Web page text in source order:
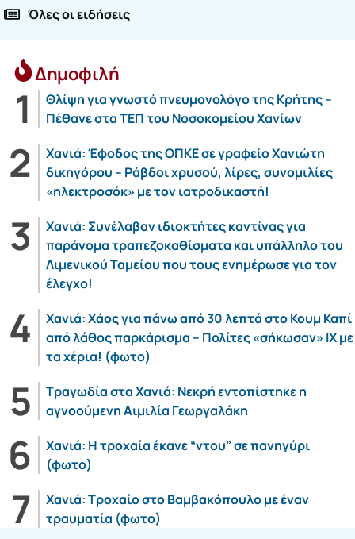
Όλες οι ειδήσεις
Δημοφιλή
Θλίψη για γνωστό πνευμονολόγο της Κρήτης –
Πέθανε στα ΤΕΠ του Νοσοκομείου Χανίων
Χανιά: Έφοδος της ΟΠΚΕ σε γραφείο Χανιώτη
δικηγόρου – Ράβδοι χρυσού, λίρες, συνομιλίες
«ηλεκτροσόκ» με τον ιατροδικαστή!
Χανιά: Συνέλαβαν ιδιοκτήτες καντίνας για
παράνομα τραπεζοκαθίσματα και υπάλληλο του
Λιμενικού Ταμείου που τους ενημέρωσε για τον
έλεγχο!
Χανιά: Χάος για πάνω από 30 λεπτά στο Κουμ Καπί
από λάθος παρκάρισμα – Πολίτες «σήκωσαν» ΙΧ με
τα χέρια! (φωτο)
Τραγωδία στα Χανιά: Νεκρή εντοπίστηκε η
αγνοούμενη Αιμιλία Γεωργαλάκη
Χανιά: Η τροχαία έκανε “ντου” σε πανηγύρι
(φωτο)
Χανιά: Τροχαίο στο Βαμβακόπουλο με έναν
τραυματία (φωτο)